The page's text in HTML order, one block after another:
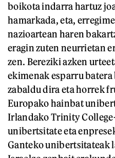
boikota indarra hartuz
hamarkada, eta,
nazioartean haren
eragin zuten neurrietan
zen. Bereziki azken
ekimenak esparru
zabaldu dira eta horrek
Europako hainbat
Irlandako Trinity
unibertsitate eta
Ganteko unibertsitateak